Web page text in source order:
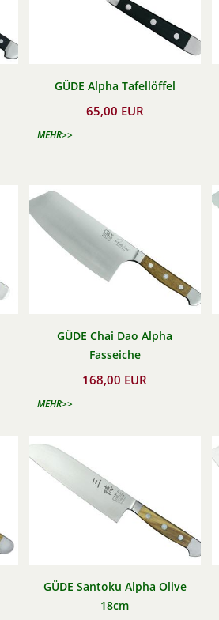
GÜDE Alpha Tafellöffel
65,00 EUR
MEHR>>
GÜDE Chai Dao Alpha
Fasseiche
168,00 EUR
MEHR>>
GÜDE Santoku Alpha Olive
18cm